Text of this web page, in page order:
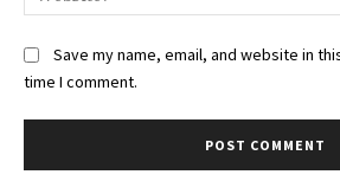
Save my name, email, and website in
time I comment.